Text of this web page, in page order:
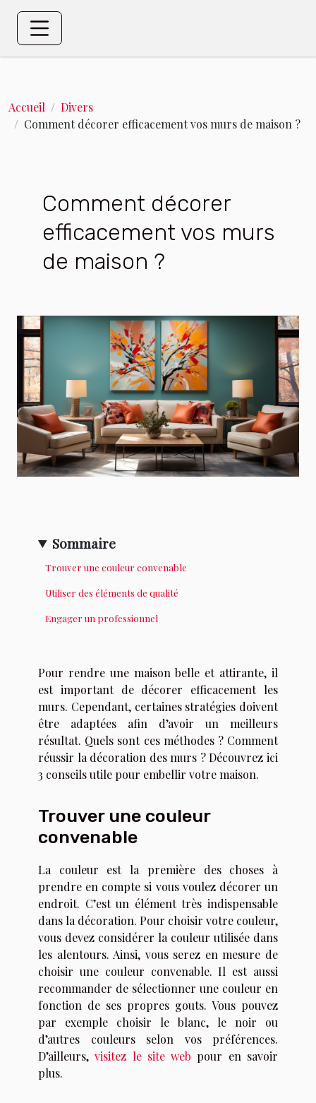
Accueil
Divers
Comment décorer efficacement vos murs de maison ?
Comment décorer
efficacement vos murs
de maison ?
Sommaire
Trouver une couleur convenable
Utiliser des éléments de qualité
Engager un professionnel
Pour rendre une maison belle et attirante, il
est important de décorer efficacement les
murs. Cependant, certaines stratégies doivent
être adaptées afin d’avoir un meilleurs
résultat. Quels sont ces méthodes ? Comment
réussir la décoration des murs ? Découvrez ici
3 conseils utile pour embellir votre maison.
Trouver une couleur
convenable
La couleur est la première des choses à
prendre en compte si vous voulez décorer un
endroit. C’est un élément très indispensable
dans la décoration. Pour choisir votre couleur,
vous devez considérer la couleur utilisée dans
les alentours. Ainsi, vous serez en mesure de
choisir une couleur convenable. Il est aussi
recommander de sélectionner une couleur en
fonction de ses propres gouts. Vous pouvez
par exemple choisir le blanc, le noir ou
d’autres couleurs selon vos préférences.
D’ailleurs,visitez le site web pour en savoir
plus.